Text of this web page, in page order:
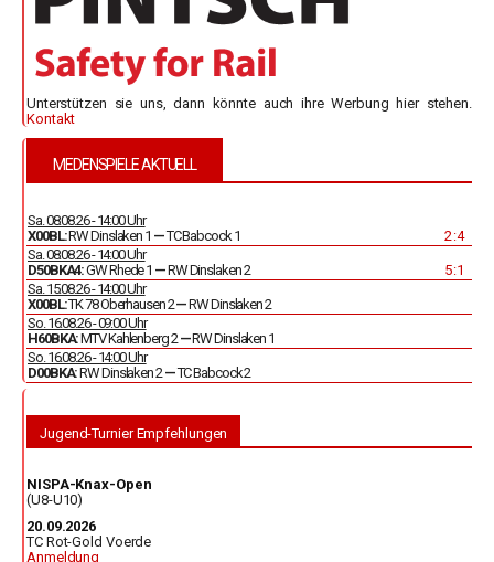
Unterstützen sie uns, dann könnte auch ihre Werbung hier stehen.
Kontakt
MEDENSPIELE AKTUELL
Sa. 08.08.26 - 14:00 Uhr
X00BL:RW Dinslaken 1 —TC Babcock 1
2 : 4
Sa. 08.08.26 - 14:00 Uhr
D50BKA4:GW Rhede 1 —RW Dinslaken 2
5 : 1
Sa. 15.08.26 - 14:00 Uhr
X00BL:TK 78 Oberhausen 2—RW Dinslaken 2
So. 16.08.26 - 09:00 Uhr
H60BKA:MTV Kahlenberg 2—RW Dinslaken 1
So. 16.08.26 - 14:00 Uhr
D00BKA:RW Dinslaken 2—TC Babcock 2
Jugend-Turnier Empfehlungen
NISPA-Knax-Open
(U8-U10)
20.09.2026
TC Rot-Gold Voerde
Anmeldung